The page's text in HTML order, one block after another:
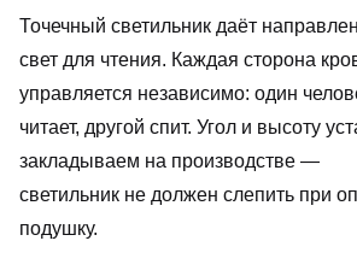
Точечный светильник даёт
свет для чтения. Каждая сторона
управляется независимо: один
читает, другой спит. Угол и высоту
закладываем на производстве —
светильник не должен слепить при
подушку.